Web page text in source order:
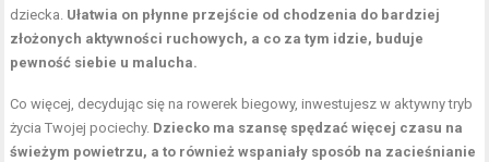
dziecka. Ułatwia on płynne przejście od chodzenia do bardziej
złożonych aktywności ruchowych, a co za tym idzie, buduje
pewność siebie u malucha.
Co więcej, decydując się na rowerek biegowy, inwestujesz w aktywny tryb
życia Twojej pociechy. Dziecko ma szansę spędzać więcej czasu na
świeżym powietrzu, a to również wspaniały sposób na zacieśnianie